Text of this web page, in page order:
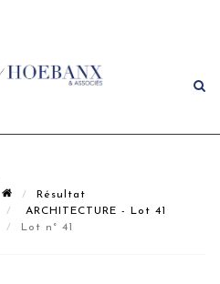
Résultat
ARCHITECTURE - Lot 41
Lot n° 41